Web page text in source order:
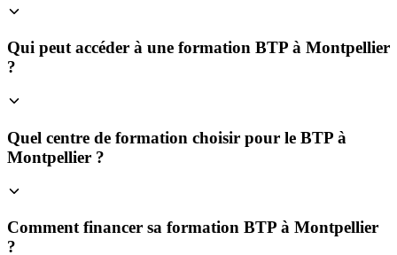
Qui peut accéder à une formation BTP à Montpellier
?
Quel centre de formation choisir pour le BTP à
Montpellier ?
Comment financer sa formation BTP à Montpellier
?